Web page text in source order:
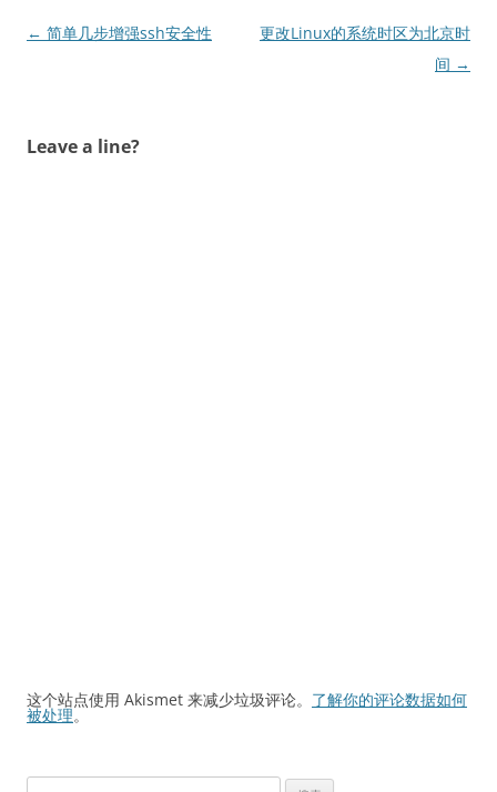
文
← 简单几步增强ssh安全性
更改Linux的系统时区为北京时
间 →
Leave a line?
这个站点使用 Akismet 来减少垃圾评论。 了解你的评论数据如何
被处理。